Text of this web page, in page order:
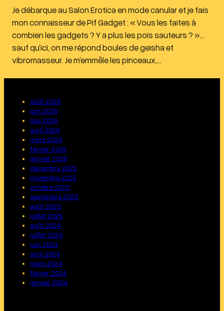
Je débarque au Salon Erotica en mode canular et je fais
mon connaisseur de Pif Gadget : « Vous les faites à
combien les gadgets ? Y a plus les pois sauteurs ? »…
sauf qu’ici, on me répond boules de geisha et
vibromasseur. Je m’emmêle les pinceaux,…
août 2026
juin 2026
mai 2026
avril 2026
mars 2026
février 2026
janvier 2026
décembre 2025
novembre 2025
octobre 2025
septembre 2025
août 2025
juillet 2025
août 2024
juillet 2024
juin 2024
avril 2024
mars 2024
février 2024
janvier 2024